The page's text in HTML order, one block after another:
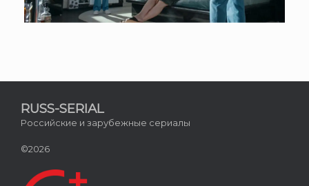
RUSS-SERIAL
Российские и зарубежные сериалы
©2026